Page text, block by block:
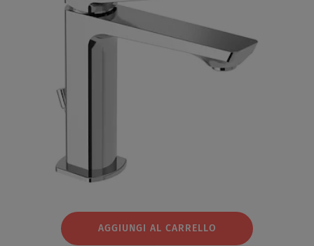
AGGIUNGI AL CARRELLO